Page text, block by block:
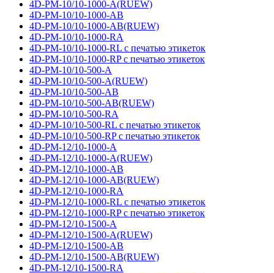
4D-PM-10/10-1000-A(RUEW)
4D-PM-10/10-1000-AB
4D-PM-10/10-1000-AB(RUEW)
4D-PM-10/10-1000-RA
4D-PM-10/10-1000-RL с печатью этикеток
4D-PM-10/10-1000-RP с печатью этикеток
4D-PM-10/10-500-A
4D-PM-10/10-500-A(RUEW)
4D-PM-10/10-500-AB
4D-PM-10/10-500-AB(RUEW)
4D-PM-10/10-500-RA
4D-PM-10/10-500-RL с печатью этикеток
4D-PM-10/10-500-RP с печатью этикеток
4D-PM-12/10-1000-A
4D-PM-12/10-1000-A(RUEW)
4D-PM-12/10-1000-AB
4D-PM-12/10-1000-AB(RUEW)
4D-PM-12/10-1000-RA
4D-PM-12/10-1000-RL с печатью этикеток
4D-PM-12/10-1000-RP с печатью этикеток
4D-PM-12/10-1500-A
4D-PM-12/10-1500-A(RUEW)
4D-PM-12/10-1500-AB
4D-PM-12/10-1500-AB(RUEW)
4D-PM-12/10-1500-RA